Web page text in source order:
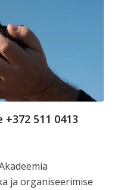
+372 511 0413
ja organiseerimise